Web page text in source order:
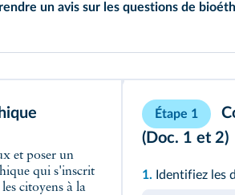
un avis sur les questions de
qui s'inscrit
citoyens à la
Étape 1
(Doc. 1 et 2)
1. Identifiez les